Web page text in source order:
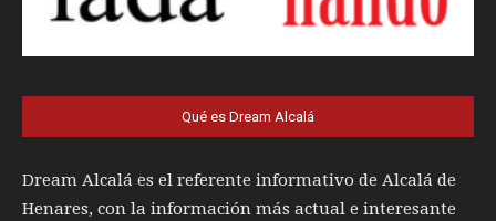
Qué es Dream Alcalá
Dream Alcalá es el referente informativo de Alcalá de
Henares, con la información más actual e interesante